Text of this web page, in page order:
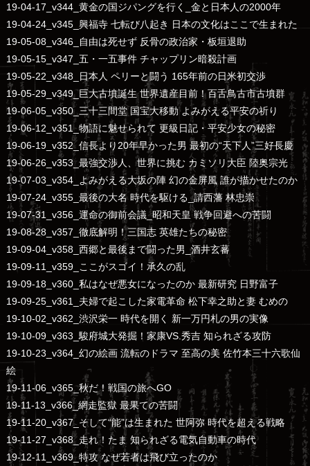
19-04-17_v344_黄金の国ジパングを行く_金と日本人の2000年
19-04-24_v345_興福寺 七転び八起き 日本の文化はここで生まれた
19-05-08_v346_自由は死せず 反骨の政治家・板垣退助
19-05-15_v347_五・一五事件 チャップリン暗殺計画
19-05-22_v348_日本人 ペリーと闘う 165年前の日米初交渉
19-05-29_v349_巨大古墳誕生 世界遺産目前！百舌鳥古市古墳群
19-06-05_v350_三十三間堂 国宝大移動 よみがえる平安の祈り
19-06-12_v351_物語に魅せられて 更級日記・平安少女の秘密
19-06-19_v352_信長より20年早かった男 最初の“天下人”三好長慶
19-06-26_v353_最強交渉人、世界に挑む カミソリ大臣 陸奥宗光
19-07-03_v354_よみがえる大坂の陣 幻の金屏風 誰が描かせたのか
19-07-24_v355_最後の大名 時代を駆ける_請西藩 林忠崇
19-07-31_v356_運命の御前会議_昭和天皇 戦争回避への苦闘
19-08-28_v357_徹底解明！三国志 英雄たちの秘密
19-09-04_v358_西郷と最後まで闘った男_酒井玄蕃
19-09-11_v359_ここがスゴイ！承久の乱
19-09-18_v360_私はなぜ悪女になったのか 最新研究 日野富子
19-09-25_v361_夫婦で起こした家電革命 松下幸之助と妻 むめの
19-10-02_v362_渋沢栄一 時代を開く 新一万円札の男の実像
19-10-09_v363_駿府城大発掘！家康VS.秀吉 知られざる攻防
19-10-23_v364_幻の絵画 流転のドラマ 至高の美 佐竹本三十六歌仙
絵
19-11-06_v365_秋だ！戦国の旅へGO
19-11-13_v366_網走監獄 最果ての苦闘
19-11-20_v367_そして“能”は生まれた 世阿弥 時代を超える戦略
19-11-27_v368_走れ！たま 知られざる電気自動車の時代
19-12-11_v369_特攻 なぜ若者は飛び立ったのか